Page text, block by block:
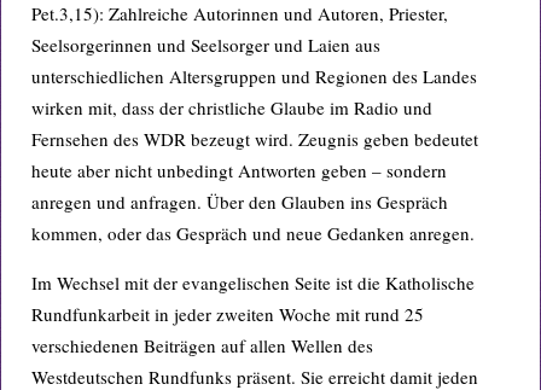
Pet.3,15): Zahlreiche Autorinnen und Autoren, Priester,
Seelsorgerinnen und Seelsorger und Laien aus
unterschiedlichen Altersgruppen und Regionen des Landes
wirken mit, dass der christliche Glaube im Radio und
Fernsehen des WDR bezeugt wird. Zeugnis geben bedeutet
heute aber nicht unbedingt Antworten geben – sondern
anregen und anfragen. Über den Glauben ins Gespräch
kommen, oder das Gespräch und neue Gedanken anregen.
Im Wechsel mit der evangelischen Seite ist die Katholische
Rundfunkarbeit in jeder zweiten Woche mit rund 25
verschiedenen Beiträgen auf allen Wellen des
Westdeutschen Rundfunks präsent. Sie erreicht damit jeden